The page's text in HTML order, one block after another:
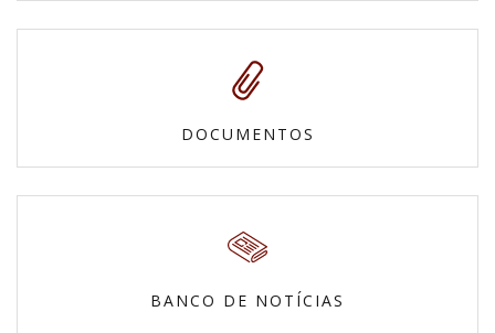
DOCUMENTOS
BANCO DE NOTÍCIAS